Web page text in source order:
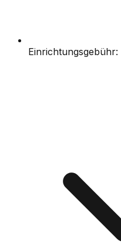
Einrichtungsgebühr: